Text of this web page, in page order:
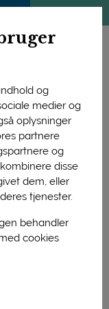
og
medier og
oplysninger
partnere
og
disse
dem, eller
tjenester.
behandler
cookies
(til venstre)
”Der er
dialog med dem,”